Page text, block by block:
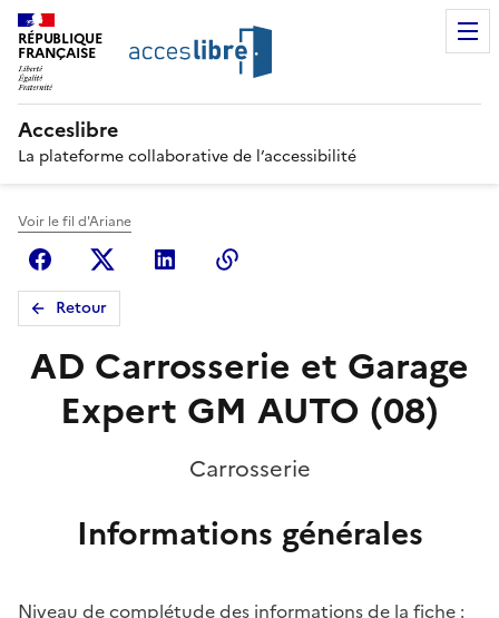
RÉPUBLIQUE
FRANÇAISE
Acceslibre
La plateforme collaborative de l’accessibilité
Voir le fil d'Ariane
FacebookX (anciennement Twitter)
Linkedin
Retour
AD Carrosserie et Garage
Expert GM AUTO (08)
Carrosserie
Informations générales
Niveau de complétude des informations de la fiche :